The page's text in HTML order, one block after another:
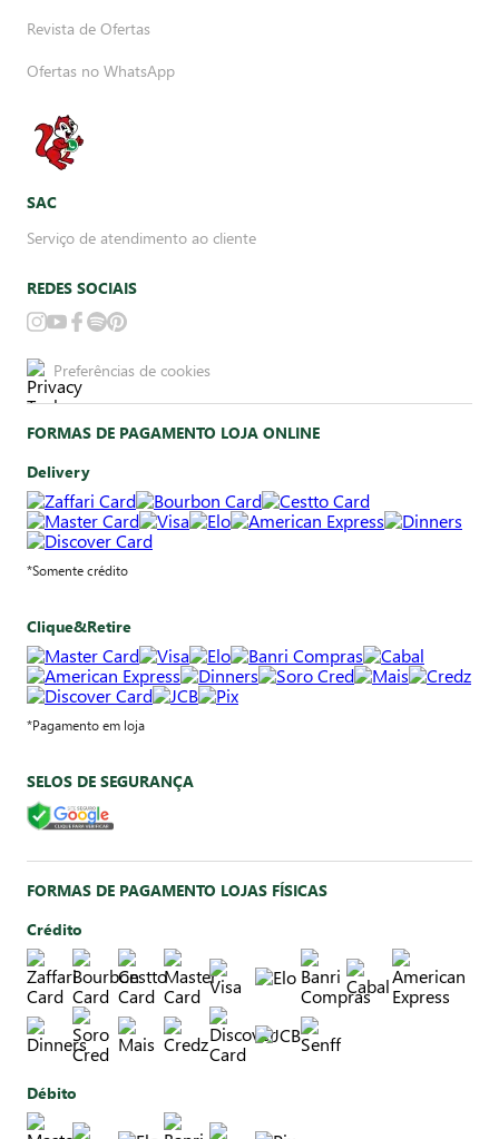
Revista de Ofertas
Ofertas no WhatsApp
SAC
Serviço de atendimento ao cliente
REDES SOCIAIS
Preferências de cookies
FORMAS DE PAGAMENTO LOJA ONLINE
Delivery
*Somente crédito
Clique&Retire
*Pagamento em loja
SELOS DE SEGURANÇA
FORMAS DE PAGAMENTO LOJAS FÍSICAS
Crédito
Débito